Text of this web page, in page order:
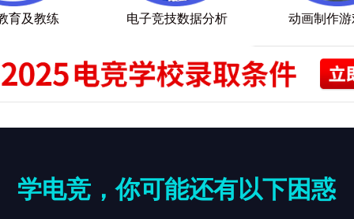
育及教练 电子竞技数据分析 动画制作
学电竞，你可能还有以下困惑